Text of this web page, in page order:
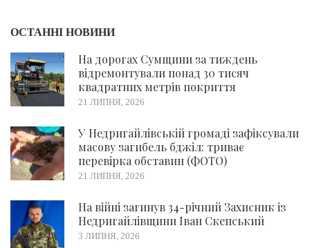
ОСТАННІ НОВИНИ
На дорогах Сумщини за тиждень
відремонтували понад 30 тисяч
квадратних метрів покриття
21 ЛИПНЯ, 2026
У Недригайлівській громаді зафіксували
масову загибель бджіл: триває
перевірка обставин (ФОТО)
21 ЛИПНЯ, 2026
На війні загинув 34-річний Захисник із
Недригайлівщини Іван Скепський
3 ЛИПНЯ, 2026